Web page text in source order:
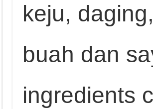
keju,
buah dan
ingredients